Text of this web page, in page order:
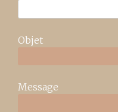
Objet
Message